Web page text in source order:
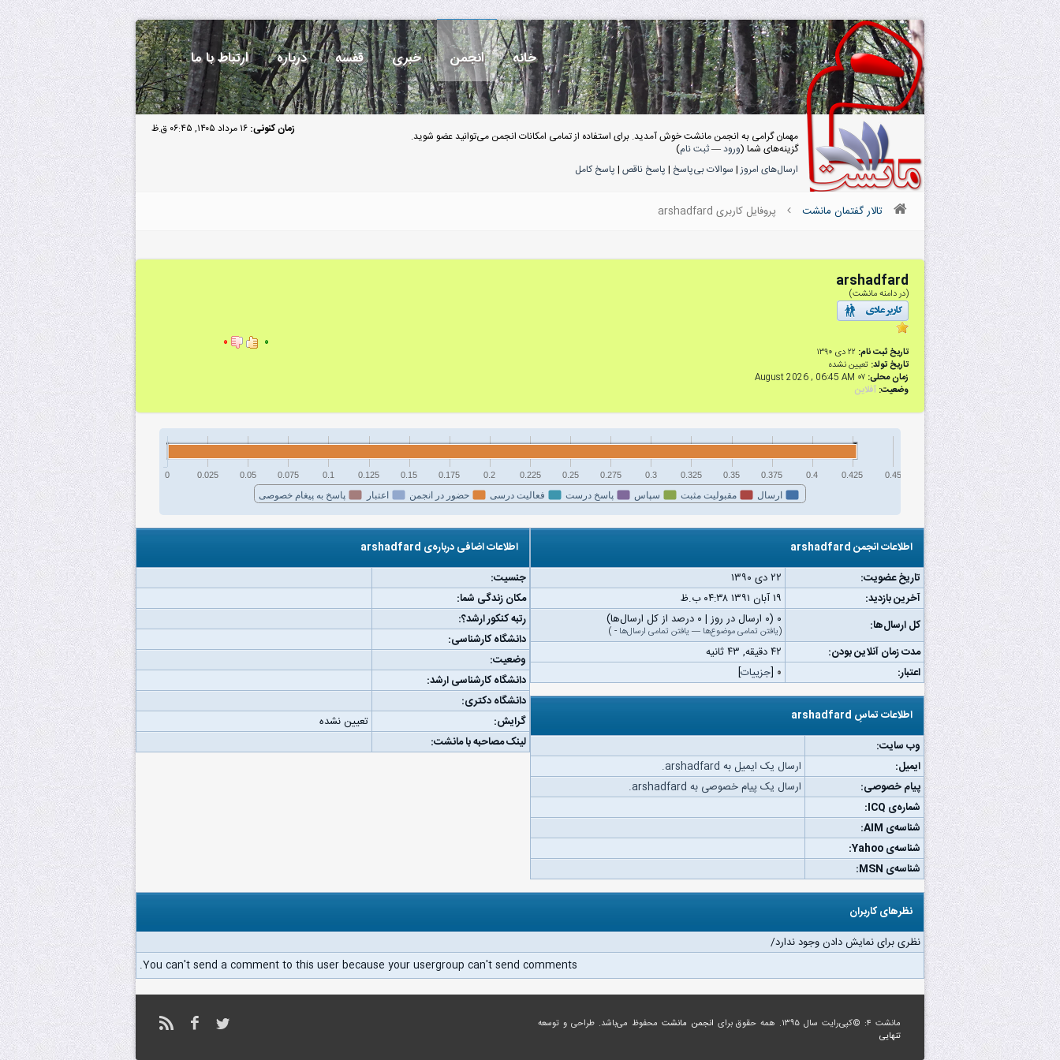
خانه انجمن خبری قفسه درباره ارتباط با ما
زمان کنونی: ۱۶ مرداد ۱۴۰۵, ۰۶:۴۵ ق.ظ
مهمان گرامی به انجمن مانشت خوش آمدید. برای استفاده از تمامی امکانات انجمن می‌توانید عضو شوید.
گزینه‌های شما (ورود—ثبت نام)
ارسال‌های امروز| سوالات بی‌پاسخ | پاسخ ناقص | پاسخ کامل
تالار گفتمان مانشت پروفایل کاربری arshadfard
arshadfard
(در دامنه مانشت)
تاریخ ثبت نام: ۲۲ دى ۱۳۹۰
تاریخ تولد: تعیین نشده
زمان محلی: ۰۷ August 2026 , 06:45 AM
وضعیت: آفلاین
۰ ۰
ارسال مقبولیت مثبت سپاس پاسخ درست فعالیت درسی حضور در انجمن اعتبار پاسخ به پیغام خصوصی
0 0.025 0.05 0.075 0.1 0.125 0.15 0.175 0.2 0.225 0.25 0.275 0.3 0.325 0.35 0.375 0.4 0.425 0.45
اطلاعات انجمن arshadfard
تاریخ عضویت:
۲۲ دى ۱۳۹۰
آخرین بازدید:
۱۹ آبان ۱۳۹۱ ۰۴:۳۸ ب.ظ
کل ارسال‌ها:
۰ (۰ ارسال در روز | ۰ درصد از کل ارسال‌ها)
(یافتن تمامی موضوع‌ها — یافتن تمامی ارسال‌ها -
)
مدت زمان آنلاین بودن:
۴۲ دقیقه, ۴۳ ثانیه
اعتبار:
۰ [جزییات]
اطلاعات تماسِ arshadfard
وب‌ سایت:
ایمیل:
ارسال یک ایمیل به arshadfard.
پیام خصوصی:
ارسال یک پیام خصوصی به arshadfard.
شماره‌ی ICQ:
شناسه‌ی AIM:
شناسه‌ی Yahoo:
شناسه‌ی MSN:
اطلاعات اضافی درباره‌ی arshadfard
جنسیت:
مکان زندگی شما:
رتبه کنکور ارشد؟:
دانشگاه کارشناسی:
وضعیت:
دانشگاه کارشناسی ارشد:
دانشگاه دکتری:
گرایش:
تعیین نشده
لینک مصاحبه با مانشت:
نظرهای کاربران
نظری برای نمایش دادن وجود ندارد/
You can't send a comment to this user because your usergroup can't send comments.
مانشت ۴: ©کپی‌رایت سال ۱۳۹۵. همه حقوق برای انجمن مانشت محفوظ می‌باشد. طراحی و توسعه
تنهایی